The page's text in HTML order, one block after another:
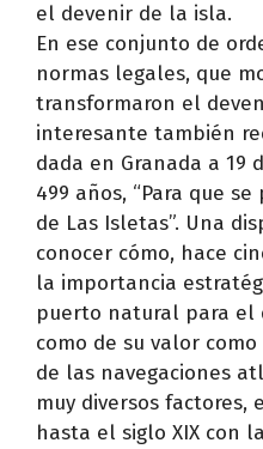
el devenir de la isla.
En ese conjunto de
normas legales, que
transformaron el
interesante también
dada en Granada a 19
499 años, “Para que
de Las Isletas”. Una
conocer cómo, hace
la importancia
puerto natural para el
como de su valor
de las navegaciones
muy diversos factores,
hasta el siglo XIX con